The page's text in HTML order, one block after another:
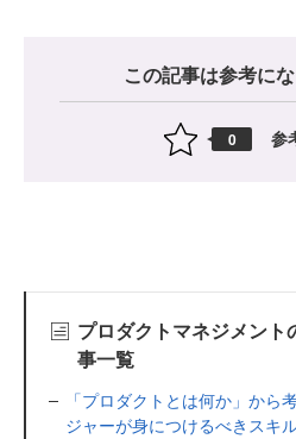
この記事は参考に
0 参
プロダクトマネジメン
事一覧
「プロダクトとは何か」から
ジャーが身につけるべきスキ